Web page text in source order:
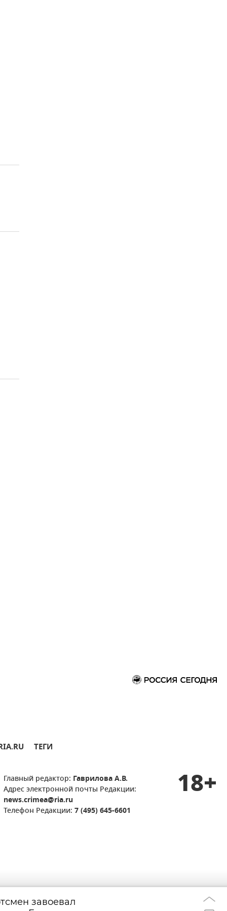
ТЕГИ
Главный редактор: Гаврилова А.В.
Адрес электронной почты Редакции:
news.crimea@ria.ru
Телефон Редакции: 7 (495) 645-6601
18+
завоевал
ТЦК на